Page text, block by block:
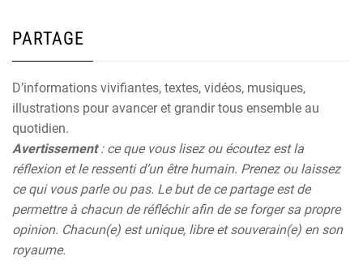
PARTAGE
D’informations vivifiantes, textes, vidéos, musiques,
illustrations pour avancer et grandir tous ensemble au
quotidien.
Avertissement: ce que vous lisez ou écoutez est la
réflexion et le ressenti d’un être humain. Prenez ou laissez
ce qui vous parle ou pas. Le but de ce partage est de
permettre à chacun de réfléchir afin de se forger sa propre
opinion. Chacun(e) est unique, libre et souverain(e) en son
royaume.